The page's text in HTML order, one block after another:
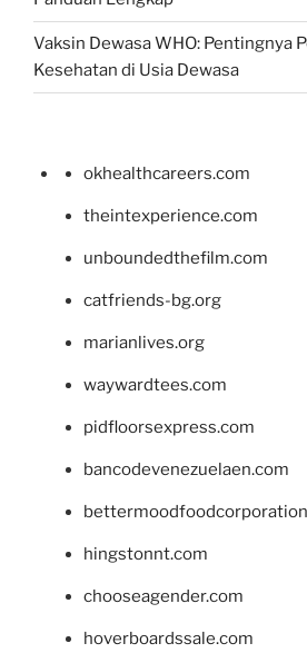
Vaksin Dewasa WHO: Pentingnya
Kesehatan di Usia Dewasa
okhealthcareers.com
theintexperience.com
unboundedthefilm.com
catfriends-bg.org
marianlives.org
waywardtees.com
pidfloorsexpress.com
bancodevenezuelaen.com
hingstonnt.com
chooseagender.com
hoverboardssale.com